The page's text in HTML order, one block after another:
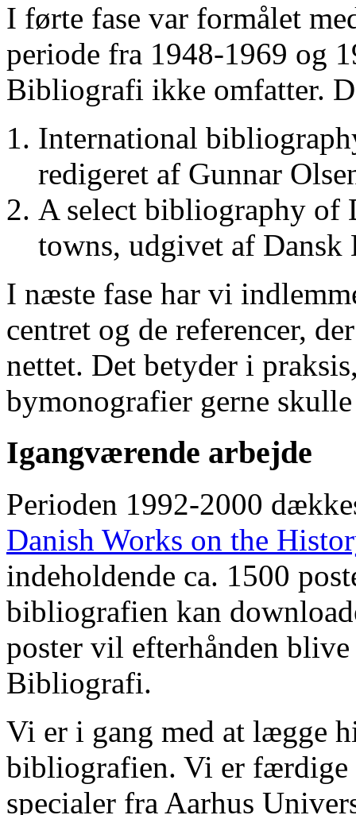
I førte fase var formålet
periode fra 1948-1969 og
Bibliografi ikke omfatter.
International
redigeret af Gunnar
A select bibliography of
towns, udgivet af
I næste fase har vi
centret og de referencer,
nettet. Det betyder i
bymonografier gerne
Igangværende arbejde
Perioden 1992-2000
Danish Works on the
indeholdende ca. 1500
bibliografien kan
poster vil efterhånden
Bibliografi.
Vi er i gang med at lægge
bibliografien. Vi er færdige
specialer fra Aarhus